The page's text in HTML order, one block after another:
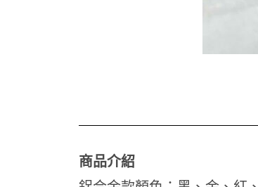
商品介紹